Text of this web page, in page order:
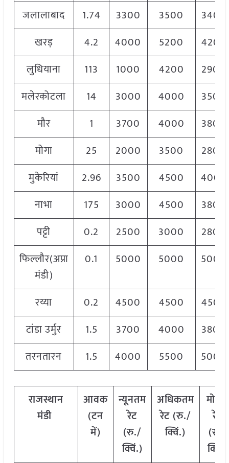
जलालाबाद
1.74 3300 3500
3400
खरड़
4.2 4000 5200
4200
लुधियाना
113 1000 4200
2900
मलेरकोटला
14 3000 4000
3500
मौर
1 3700 4000
3800
मोगा
25 2000 3500
2800
मुकेरियां
2.96 3500 4500
4000
नाभा
175 3000 4500
3800
पट्टी
0.2 2500 3000
2800
फिल्लौर(अप्रा
मंडी)
0.1 5000 5000 5000
रय्या 0.2 4500 4500
4500
टांडा उर्मुर
1.5 3700 4000
3800
तरनतारन
1.5 4000 5500 5000
राजस्थान
मंडी
आवक
(टन
में)
न्यूनतम
रेट
(रु./
क्विं.)
अधिकतम
रेट (रु./
क्विं.)
मोडल
रेट
(रु
क्विं